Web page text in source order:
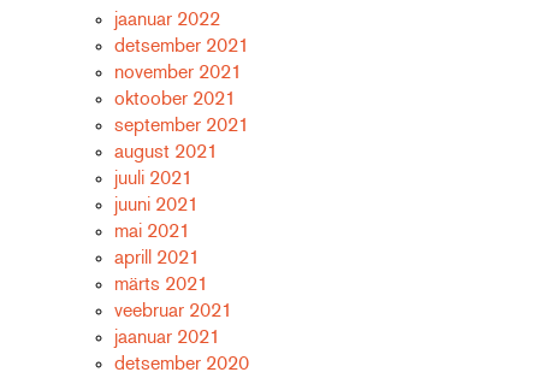
jaanuar 2022
detsember 2021
november 2021
oktoober 2021
september 2021
august 2021
juuli 2021
juuni 2021
mai 2021
aprill 2021
märts 2021
veebruar 2021
jaanuar 2021
detsember 2020